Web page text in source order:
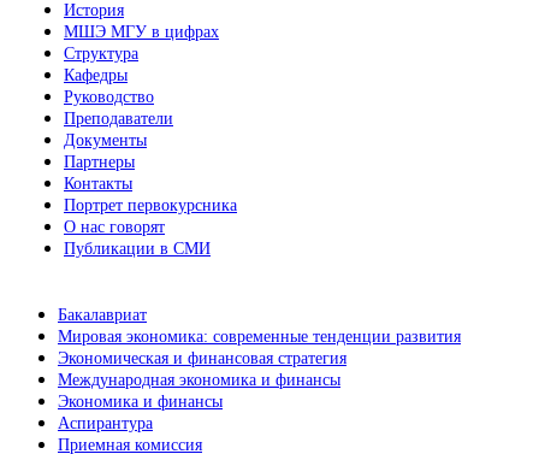
История
МШЭ МГУ в цифрах
Структура
Кафедры
Руководство
Преподаватели
Документы
Партнеры
Контакты
Портрет первокурсника
О нас говорят
Публикации в СМИ
Бакалавриат
Мировая экономика: современные тенденции развития
Экономическая и финансовая стратегия
Международная экономика и финансы
Экономика и финансы
Аспирантура
Приемная комиссия